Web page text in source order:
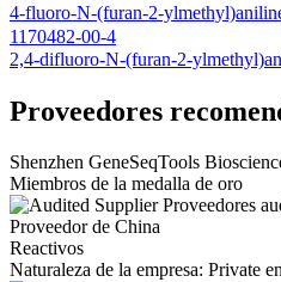
4-fluoro-N-(furan-2-
1170482-00-4
2,4-difluoro-N-(furan-2-
Proveedores
Shenzhen GeneSeqTools
Miembros de la medalla de oro
Proveedores
Proveedor de China
Reactivos
Naturaleza de la empresa: Private